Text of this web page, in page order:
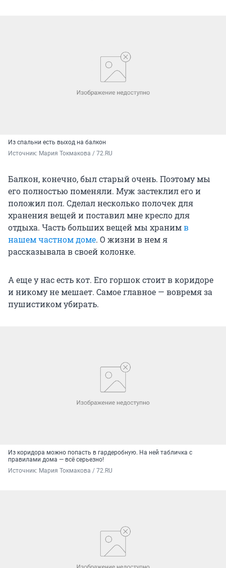
Из спальни есть выход на балкон
Источник: Мария Токмакова / 72.RU
Балкон, конечно, был старый очень. Поэтому мы
его полностью поменяли. Муж застеклил его и
положил пол. Сделал несколько полочек для
хранения вещей и поставил мне кресло для
отдыха. Часть больших вещей мы хранимв
нашем частном доме. О жизни в нем я
рассказывала в своей колонке.
А еще у нас есть кот. Его горшок стоит в коридоре
и никому не мешает. Самое главное — вовремя за
пушистиком убирать.
Из коридора можно попасть в гардеробную. На ней табличка с
правилами дома — всё серьезно!
Источник: Мария Токмакова / 72.RU